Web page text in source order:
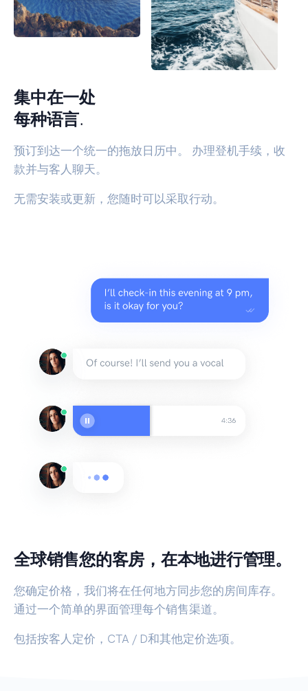
集中在一处
每种语言.
预订到达一个统一的拖放日历中。 办理登机手续，收
款并与客人聊天。
无需安装或更新，您随时可以采取行动。
全球销售您的客房，在本地进行管理。
您确定价格，我们将在任何地方同步您的房间库存。
通过一个简单的界面管理每个销售渠道。
包括按客人定价，CTA / D和其他定价选项。